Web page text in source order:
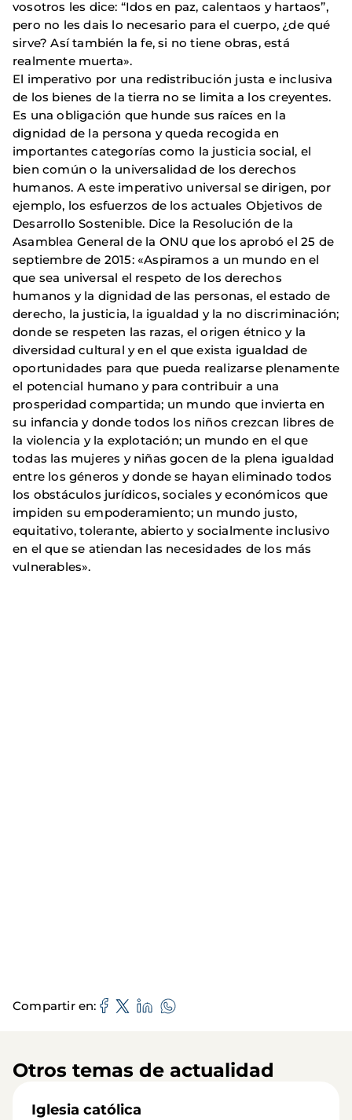
vosotros les dice: “Idos en paz, calentaos y hartaos”,
pero no les dais lo necesario para el cuerpo, ¿de qué
sirve? Así también la fe, si no tiene obras, está
realmente muerta».
El imperativo por una redistribución justa e inclusiva
de los bienes de la tierra no se limita a los creyentes.
Es una obligación que hunde sus raíces en la
dignidad de la persona y queda recogida en
importantes categorías como la justicia social, el
bien común o la universalidad de los derechos
humanos. A este imperativo universal se dirigen, por
ejemplo, los esfuerzos de los actuales Objetivos de
Desarrollo Sostenible. Dice la Resolución de la
Asamblea General de la ONU que los aprobó el 25 de
septiembre de 2015: «Aspiramos a un mundo en el
que sea universal el respeto de los derechos
humanos y la dignidad de las personas, el estado de
derecho, la justicia, la igualdad y la no discriminación;
donde se respeten las razas, el origen étnico y la
diversidad cultural y en el que exista igualdad de
oportunidades para que pueda realizarse plenamente
el potencial humano y para contribuir a una
prosperidad compartida; un mundo que invierta en
su infancia y donde todos los niños crezcan libres de
la violencia y la explotación; un mundo en el que
todas las mujeres y niñas gocen de la plena igualdad
entre los géneros y donde se hayan eliminado todos
los obstáculos jurídicos, sociales y económicos que
impiden su empoderamiento; un mundo justo,
equitativo, tolerante, abierto y socialmente inclusivo
en el que se atiendan las necesidades de los más
vulnerables».
Compartir en
Otros temas de actualidad
Iglesia católica